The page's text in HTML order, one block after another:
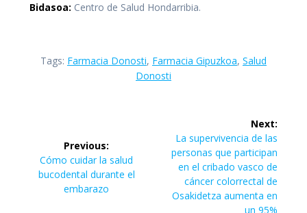
Bidasoa: Centro de Salud Hondarribia.
Tags: Farmacia Donosti, Farmacia Gipuzkoa, Salud
Donosti
entradas
Previous:
Previous
post:
Cómo cuidar la salud
bucodental durante el
embarazo
Next:
Next
post:
La supervivencia de las
personas que participan
en el cribado vasco de
cáncer colorrectal de
Osakidetza aumenta en
un 95%